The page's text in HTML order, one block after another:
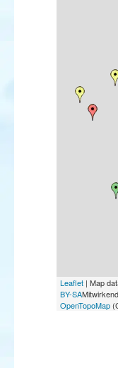
Leaflet | Map
BY-SA
OpenTopoMap